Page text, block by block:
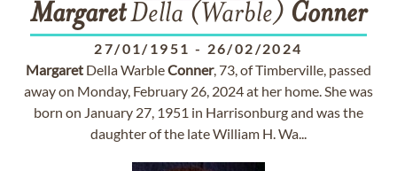
MargaretDella (Warble) Conner
27/01/1951 - 26/02/2024
Margaret Della WarbleConner, 73, of Timberville, passed
away on Monday, February 26, 2024 at her home. She was
born on January 27, 1951 in Harrisonburg and was the
daughter of the late William H. Wa...